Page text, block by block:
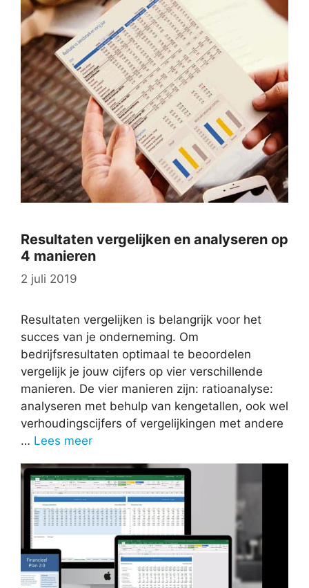
Resultaten vergelijken en analyseren op
4 manieren
2 juli 2019
Resultaten vergelijken is belangrijk voor het
succes van je onderneming. Om
bedrijfsresultaten optimaal te beoordelen
vergelijk je jouw cijfers op vier verschillende
manieren. De vier manieren zijn: ratioanalyse:
analyseren met behulp van kengetallen, ook wel
verhoudingscijfers of vergelijkingen met andere
… Lees meer